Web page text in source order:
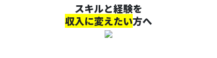
スキルと経験を
収入に変えたい方へ